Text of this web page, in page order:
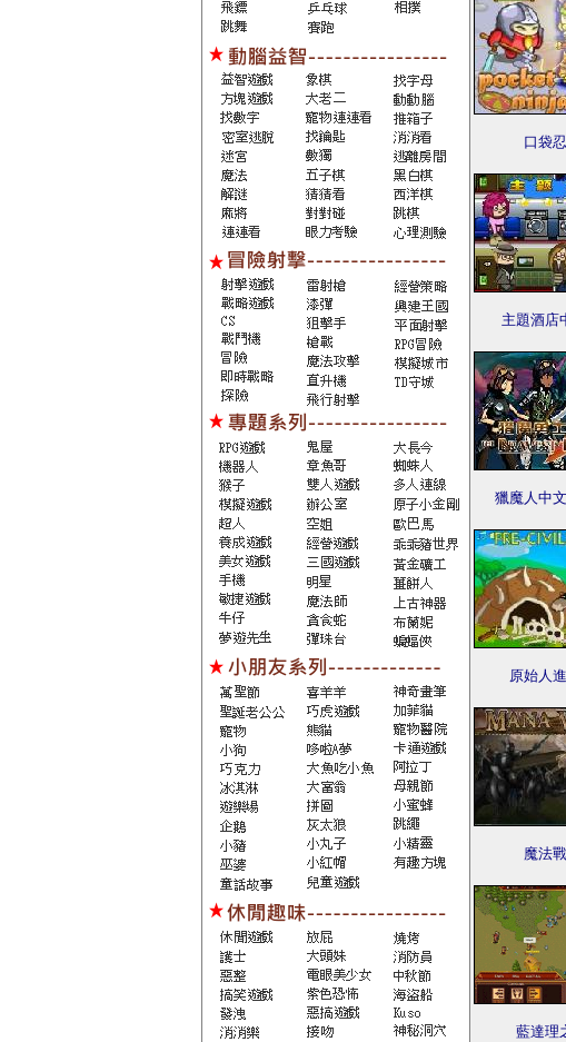
口袋
主題酒店
獵魔人中
原始人
魔法
藍達理